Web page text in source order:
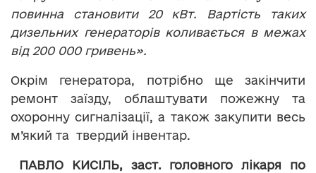
повинна становити 20 кВт. Вартість таких
дизельних генераторів коливається в межах
від 200 000 гривень».
Окрім генератора, потрібно ще закінчити
ремонт заїзду, облаштувати пожежну та
охоронну сигналізації, а також закупити весь
м’який та твердий інвентар.
ПАВЛО КИСІЛЬ, заст. головного лікаря по